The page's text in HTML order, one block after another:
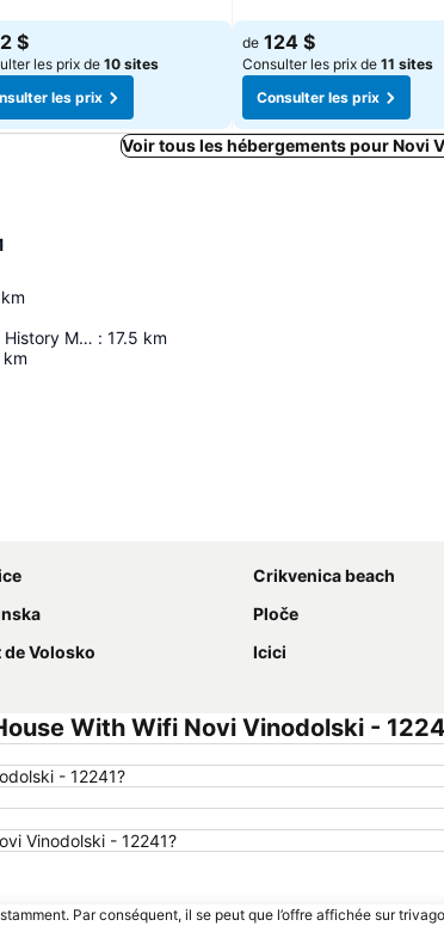
les prix
$
les prix de 10 sites
les prix
Consulter les prix
de 124 $
Consulter les prix de 11 sites
Consulter les prix
Voir tous les hébergements pour Novi
km
Archeology Collection And History Museum And Monastery : 17.5 km
km
Crikvenica beach
Ploče
de Volosko
Icici
With Wifi Novi Vinodolski -
- 12241?
Vinodolski - 12241?
Par conséquent, il se peut que l’offre affichée sur